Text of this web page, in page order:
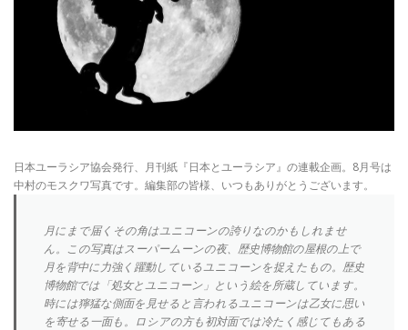
日本ユーラシア協会発行、月刊紙『日本とユーラシア』の連載企画。8月号は
中村のモスクワ写真です。編集部の皆様、いつもありがとうございます。
月にまで届くその角はユニコーンの誇りなのかもしれませ
ん。この写真はスーパームーンの夜、歴史博物館の屋根の上で
月を背中に力強く躍動しているユニコーンを捉えたもの。歴史
博物館では「処女とユニコーン」という絵を所蔵しています。
時には獰猛な側面を見せると言われるユニコーンは乙女に思い
を寄せる一面も。ロシアの方も初対面では冷たく感じてもある